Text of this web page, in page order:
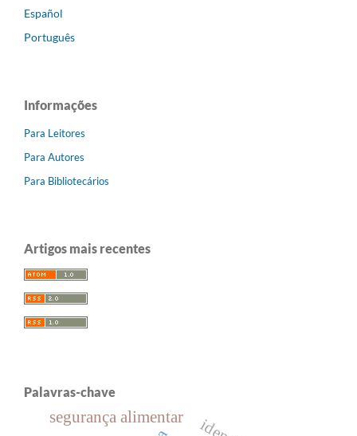
Español
Português
Informações
Para Leitores
Para Autores
Para Bibliotecários
Artigos mais recentes
Palavras-chave
segurança alimentar